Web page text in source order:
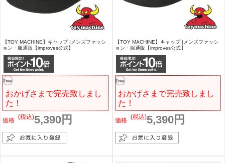
【TOY MACHINE】キャップ |メンズファッシ
ョン・服通販【improves公式】
おかげさまで完売致しまし
た！
価格 5,390円
(税込)
【TOY MACHINE】キャップ |メンズファッシ
ョン・服通販【improves公式】
おかげさまで完売致しまし
た！
価格 5,390円
(税込)